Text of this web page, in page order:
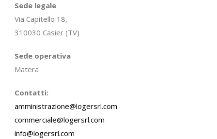
Sede legale
Via Capitello 18,
310030 Casier (TV)
Sede operativa
Matera
Contatti:
amministrazione@logersrl.com
commerciale@logersrl.com
info@logersrl.com